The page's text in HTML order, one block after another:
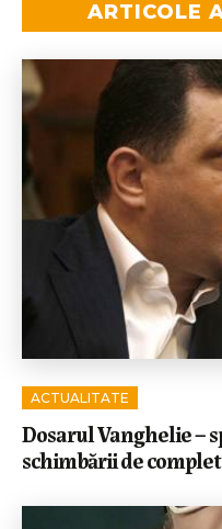
ARTICOLE
ACTUALITATE
Dosarul Vanghelie –
schimbării de